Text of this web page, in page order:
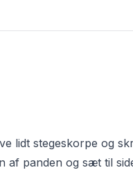
lidt stegeskorpe og
af panden og sæt til